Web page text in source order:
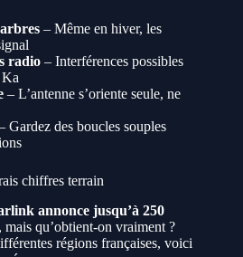
– Même en hiver, les
radio – Interférences possibles
Ka
– L’antenne s’oriente seule, ne
Gardez des boucles souples
chiffres terrain
annonce jusqu’à 250
, mais qu’obtient-on vraiment ?
régions françaises, voici